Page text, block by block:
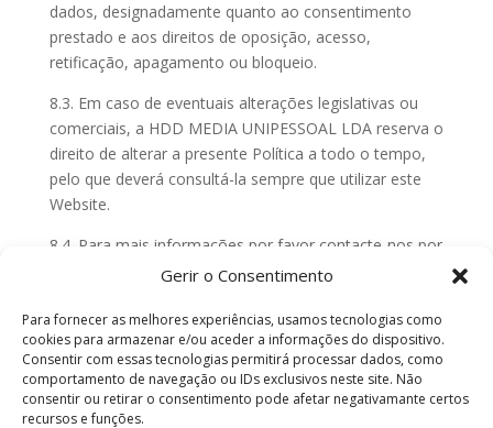
Gerir o Consentimento
Para fornecer as melhores experiências, usamos tecnologias como
cookies para armazenar e/ou aceder a informações do dispositivo.
Consentir com essas tecnologias permitirá processar dados, como
comportamento de navegação ou IDs exclusivos neste site. Não
consentir ou retirar o consentimento pode afetar negativamante certos
recursos e funções.
dados, designadamente quanto ao consentimento
prestado e aos direitos de oposição, acesso,
retificação, apagamento ou bloqueio.
8.3. Em caso de eventuais alterações legislativas ou
comerciais, a HDD MEDIA UNIPESSOAL LDA reserva o
direito de alterar a presente Política a todo o tempo,
pelo que deverá consultá-la sempre que utilizar este
Website.
8.4. Para mais informações por favor contacte-nos por
correio eletrónico para o endereço
9. Conformidade com o RGPD
9.1. A HDD MEDIA UNIPESSOAL LDA está ciente da
implementação do Regulamento Geral de Proteção de